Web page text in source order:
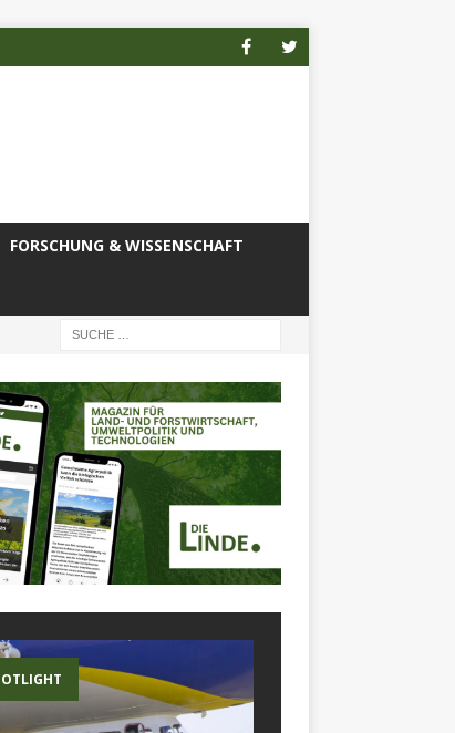
FORSCHUNG & WISSENSCHAFT